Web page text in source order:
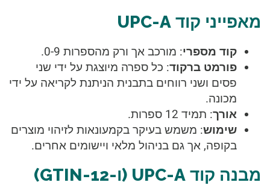
מאפייני קוד UPC-A
קוד מספרי: מורכב אך ורק מהספרות 0-9.
פורמט ברקוד: כל ספרה מיוצגת על ידי שני
פסים ושני רווחים בתבנית הניתנת לקריאה על ידי
מכונה.
אורך: תמיד 12 ספרות.
שימוש: משמש בעיקר בקמעונאות לזיהוי מוצרים
בקופה, אך גם בניהול מלאי ויישומים אחרים.
מבנה קוד UPC-A (ו-GTIN-12)